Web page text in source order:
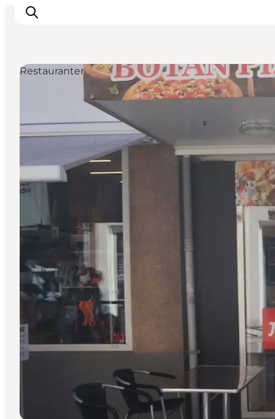
Feriesteder
Inspiration
Handicapvenlig ferie
Overnatning
Planlæg din ferie
Restauranter